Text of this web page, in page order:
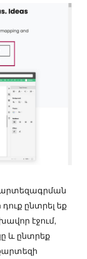
ընտրել եք
էջում,
և ընտրեք